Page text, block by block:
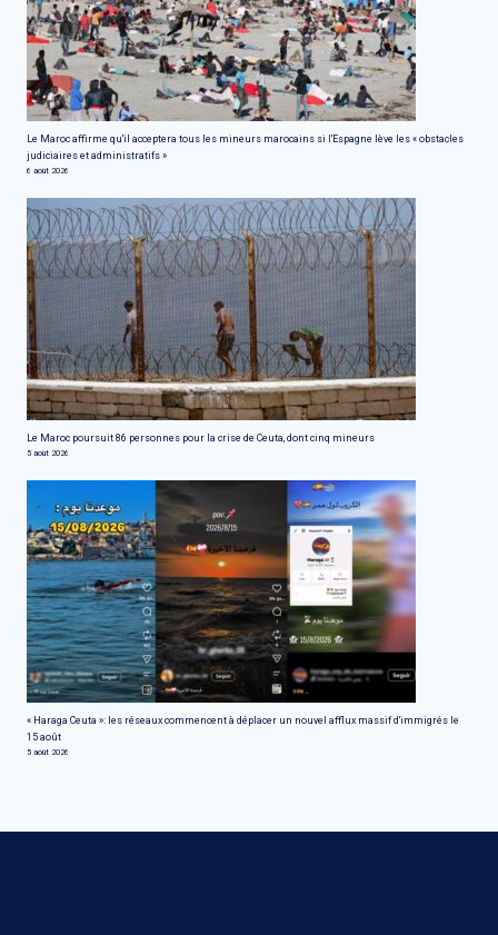
Le Maroc affirme qu'il acceptera tous les mineurs marocains si l'Espagne lève les « obstacles
judiciaires et administratifs »
6 août 2026
Le Maroc poursuit 86 personnes pour la crise de Ceuta, dont cinq mineurs
5 août 2026
« Haraga Ceuta »: les réseaux commencent à déplacer un nouvel afflux massif d'immigrés le
15 août
5 août 2026